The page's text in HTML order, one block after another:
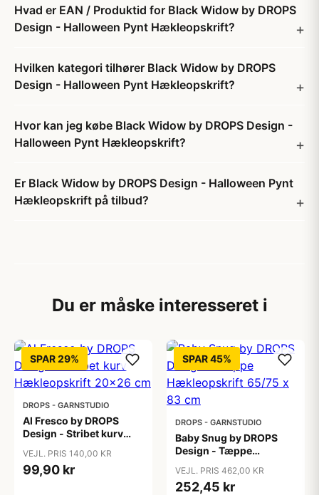
Hvad er EAN / Produktid for Black Widow by DROPS
Design - Halloween Pynt Hækleopskrift?
Hvilken kategori tilhører Black Widow by DROPS
Design - Halloween Pynt Hækleopskrift?
Hvor kan jeg købe Black Widow by DROPS Design -
Halloween Pynt Hækleopskrift?
Er Black Widow by DROPS Design - Halloween Pynt
Hækleopskrift på tilbud?
Du er måske interesseret i
SPAR 29%
DROPS - GARNSTUDIO
Al Fresco by DROPS
Design - Stribet kurv
cm
VEJL. PRIS 140,00 KR
99,90 kr
SPAR 45%
DROPS - GARNSTUDIO
Baby Snug by DROPS
Design - Tæppe
83 cm
VEJL. PRIS 462,00 KR
252,45 kr